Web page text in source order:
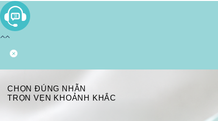
CHỌN ĐÚNG NHẪN
TRỌN VẸN KHOẢNH KHẮC